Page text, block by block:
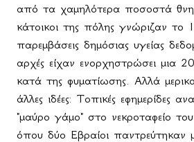
από τα χαμηλότερα ποσοστά
κάτοικοι της πόλης γνώριζαν το
παρεμβάσεις δημόσιας υγείας
αρχές είχαν ενορχηστρώσει μια
κατά της φυματίωσης. Αλλά
άλλες ιδέες: Τοπικές εφημερίδες
"μαύρο γάμο" στο νεκροταφείο
όπου δύο Εβραίοι παντρεύτηκαν